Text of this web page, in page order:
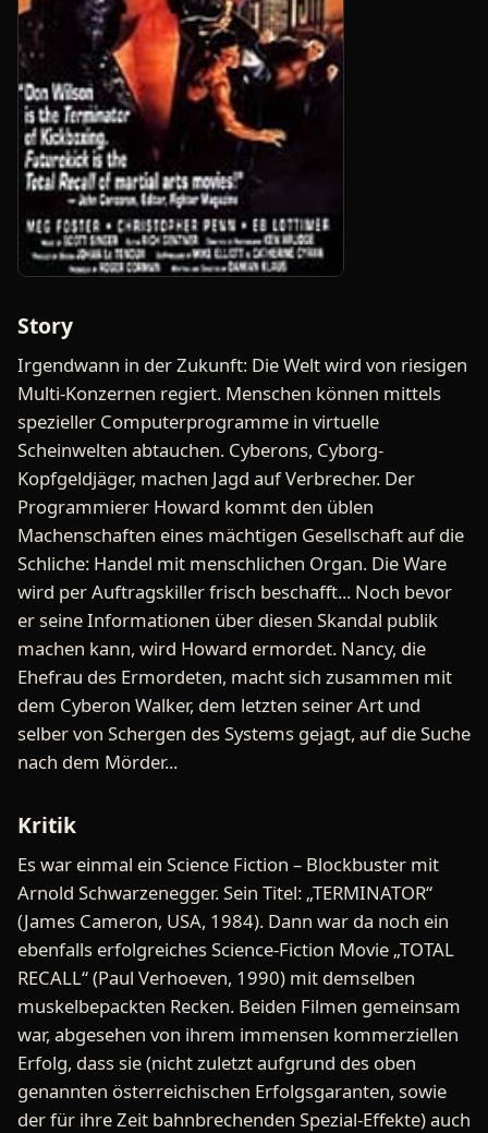
Story
Irgendwann in der Zukunft: Die Welt wird von riesigen
Multi-Konzernen regiert. Menschen können mittels
spezieller Computerprogramme in virtuelle
Scheinwelten abtauchen. Cyberons, Cyborg-
Kopfgeldjäger, machen Jagd auf Verbrecher. Der
Programmierer Howard kommt den üblen
Machenschaften eines mächtigen Gesellschaft auf die
Schliche: Handel mit menschlichen Organ. Die Ware
wird per Auftragskiller frisch beschafft... Noch bevor
er seine Informationen über diesen Skandal publik
machen kann, wird Howard ermordet. Nancy, die
Ehefrau des Ermordeten, macht sich zusammen mit
dem Cyberon Walker, dem letzten seiner Art und
selber von Schergen des Systems gejagt, auf die Suche
nach dem Mörder...
Kritik
Es war einmal ein Science Fiction – Blockbuster mit
Arnold Schwarzenegger. Sein Titel: „TERMINATOR“
(James Cameron, USA, 1984). Dann war da noch ein
ebenfalls erfolgreiches Science-Fiction Movie „TOTAL
RECALL“ (Paul Verhoeven, 1990) mit demselben
muskelbepackten Recken. Beiden Filmen gemeinsam
war, abgesehen von ihrem immensen kommerziellen
Erfolg, dass sie (nicht zuletzt aufgrund des oben
genannten österreichischen Erfolgsgaranten, sowie
der für ihre Zeit bahnbrechenden Spezial-Effekte) auch